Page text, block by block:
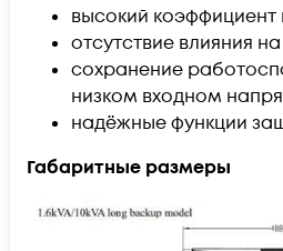
высокий
отсутствие влияния
сохранение
низком входном
надёжные функции
Габаритные размеры